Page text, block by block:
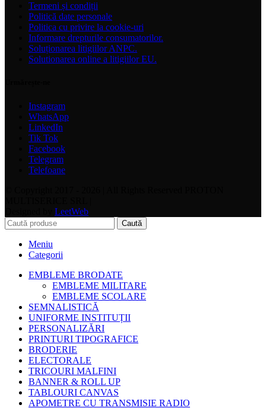
Termeni și condiții
Politică date personale
Politica cu privire la cookie-uri
Informare drepturile consumatorilor.
Soluționarea litigiilor ANPC.
Solutionarea online a litigiilor EU.
Instagram
WhatsApp
LinkedIn
Tik Tok
Facebook
Telegram
Telefoane
LeetWeb
Caută
Meniu
Categorii
EMBLEME BRODATE
EMBLEME MILITARE
EMBLEME SCOLARE
SEMNALISTICĂ
UNIFORME INSTITUȚII
PERSONALIZĂRI
PRINTURI TIPOGRAFICE
BRODERIE
ELECTORALE
TRICOURI MALFINI
BANNER & ROLL UP
TABLOURI CANVAS
APOMETRE CU TRANSMISIE RADIO